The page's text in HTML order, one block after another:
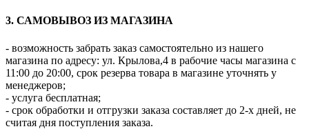
3. САМОВЫВОЗ ИЗ МАГАЗИНА
- возможность забрать заказ самостоятельно из нашего
магазина по адресу: ул. Крылова,4 в рабочие часы магазина с
11:00 до 20:00, срок резерва товара в магазине уточнять у
менеджеров;
- услуга бесплатная;
- срок обработки и отгрузки заказа составляет до 2-х дней, не
считая дня поступления заказа.